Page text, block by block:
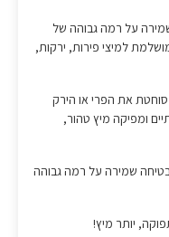
על רמה גבוהה של
למיצי פירות, ירקות,
את הפרי או הירק
ומפיקה מיץ טהור,
שמירה על רמה גבוהה
יותר מיץ!